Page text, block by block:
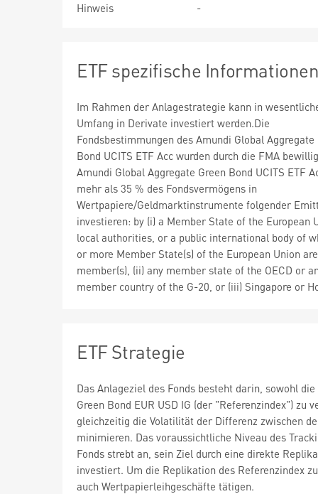
Hinweis
-
ETF spezifische
Im Rahmen der Anlagestrategie kann in
Umfang in Derivate investiert werden.Die
Fondsbestimmungen des Amundi Global Aggregate
Bond UCITS ETF Acc wurden durch die FMA
Amundi Global Aggregate Green Bond UCITS ETF
mehr als 35 % des Fondsvermögens in
Wertpapiere/Geldmarktinstrumente folgender
investieren: by (i) a Member State of the European
local authorities, or a public international body of
or more Member State(s) of the European Union are
member(s), (ii) any member state of the OECD or
member country of the G-20, or (iii) Singapore or
ETF Strategie
Das Anlageziel des Fonds besteht darin, sowohl
Green Bond EUR USD IG (der "Referenzindex")
gleichzeitig die Volatilität der Differenz zwischen
minimieren. Das voraussichtliche Niveau des
Fonds strebt an, sein Ziel durch eine direkte
investiert. Um die Replikation des Referenzindex
auch Wertpapierleihgeschäfte tätigen.